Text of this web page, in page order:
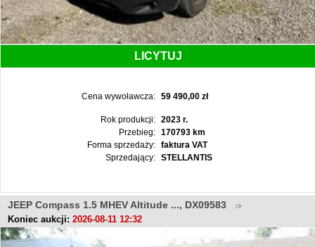
LICYTUJ
Cena wywoławcza: 59 490,00 zł
Rok produkcji:
2023 r.
Przebieg:
170793 km
Forma sprzedaży:
faktura VAT
Sprzedający:
STELLANTIS
JEEP Compass 1.5 MHEV Altitude ..., DX09583
Koniec aukcji: 2026-08-11 12:32